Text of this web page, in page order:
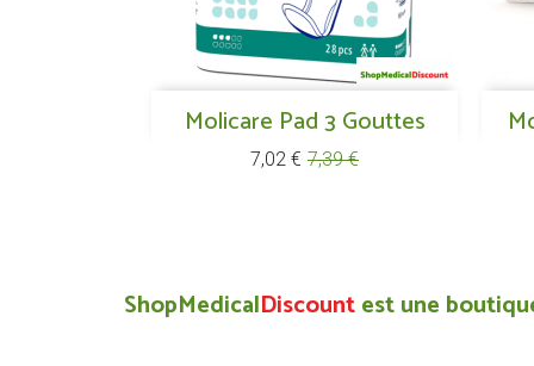
Molicare Pad 3 Gouttes
Prix
7,02 € Prix
7,39 €
Aperçu rapide
ShopMedicalDiscountest une